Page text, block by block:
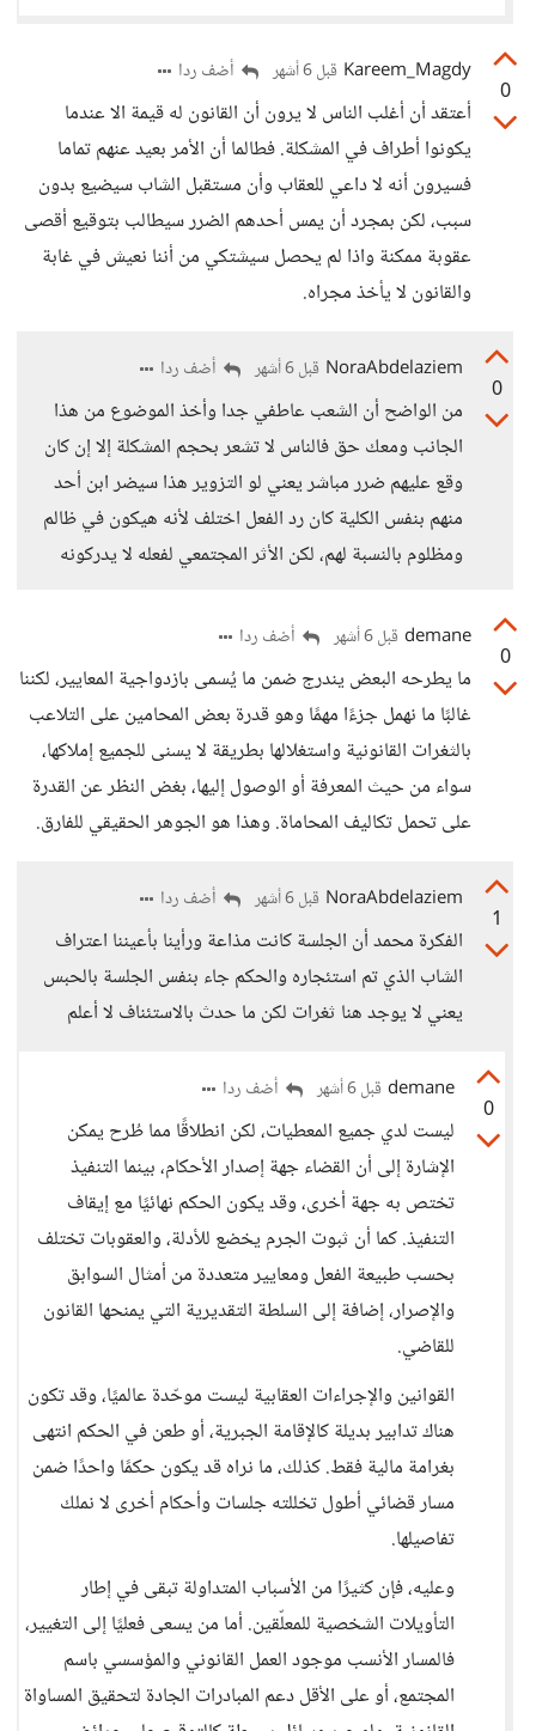
0
Kareem_Magdy قبل 6 أشهر أضف ردا
أعتقد أن أغلب الناس لا يرون أن القانون له قيمة الا عندما
يكونوا أطراف في المشكلة. فطالما أن الأمر بعيد عنهم تماما
فسيرون أنه لا داعي للعقاب وأن مستقبل الشاب سيضيع بدون
سبب، لكن بمجرد أن يمس أحدهم الضرر سيطالب بتوقيع أقصى
عقوبة ممكنة واذا لم يحصل سيشتكي من أننا نعيش في غابة
والقانون لا يأخذ مجراه.
0
NoraAbdelaziem قبل 6 أشهر أضف ردا
من الواضح أن الشعب عاطفي جدا وأخذ الموضوع من هذا
الجانب ومعك حق فالناس لا تشعر بحجم المشكلة إلا إن كان
وقع عليهم ضرر مباشر يعني لو التزوير هذا سيضر ابن أحد
منهم بنفس الكلية كان رد الفعل اختلف لأنه هيكون في ظالم
ومظلوم بالنسبة لهم، لكن الأثر المجتمعي لفعله لا يدركونه
0
demane قبل 6 أشهر أضف ردا
ما يطرحه البعض يندرج ضمن ما يُسمى بازدواجية المعايير، لكننا
غالبًا ما نهمل جزءًا مهمًا وهو قدرة بعض المحامين على التلاعب
بالثغرات القانونية واستغلالها بطريقة لا يسنى للجميع إملاكها،
سواء من حيث المعرفة أو الوصول إليها، بغض النظر عن القدرة
على تحمل تكاليف المحاماة. وهذا هو الجوهر الحقيقي للفارق.
1
NoraAbdelaziem قبل 6 أشهر أضف ردا
الفكرة محمد أن الجلسة كانت مذاعة ورأينا بأعيننا اعتراف
الشاب الذي تم استئجاره والحكم جاء بنفس الجلسة بالحبس
يعني لا يوجد هنا ثغرات لكن ما حدث بالاستئناف لا أعلم
0
demane قبل 6 أشهر أضف ردا
ليست لدي جميع المعطيات، لكن انطلاقًا مما طُرح يمكن
الإشارة إلى أن القضاء جهة إصدار الأحكام، بينما التنفيذ
تختص به جهة أخرى، وقد يكون الحكم نهائيًا مع إيقاف
التنفيذ. كما أن ثبوت الجرم يخضع للأدلة، والعقوبات تختلف
بحسب طبيعة الفعل ومعايير متعددة من أمثال السوابق
والإصرار، إضافة إلى السلطة التقديرية التي يمنحها القانون
للقاضي.
القوانين والإجراءات العقابية ليست موحّدة عالميًا، وقد تكون
هناك تدابير بديلة كالإقامة الجبرية، أو طعن في الحكم انتهى
بغرامة مالية فقط. كذلك، ما نراه قد يكون حكمًا واحدًا ضمن
مسار قضائي أطول تخللته جلسات وأحكام أخرى لا نملك
تفاصيلها.
وعليه، فإن كثيرًا من الأسباب المتداولة تبقى في إطار
التأويلات الشخصية للمعلّقين. أما من يسعى فعليًا إلى التغيير،
فالمسار الأنسب موجود العمل القانوني والمؤسسي باسم
المجتمع، أو على الأقل دعم المبادرات الجادة لتحقيق المساواة